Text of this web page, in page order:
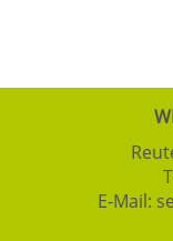
E-Mail: